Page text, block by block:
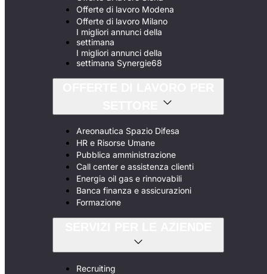
Offerte di lavoro Modena
Offerte di lavoro Milano
I migliori annunci della
settimana
I migliori annunci della
settimana Synergie68
Areonautica Spazio Difesa
HR e Risorse Umane
Pubblica amministrazione
Call center e assistenza clienti
Energia oil gas e rinnovabili
Banca finanza e assicurazioni
Formazione
Recruiting